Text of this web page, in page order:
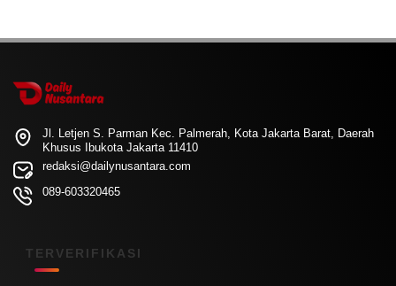
Jl. Letjen S. Parman Kec. Palmerah, Kota Jakarta Barat, Daerah
Khusus Ibukota Jakarta 11410
redaksi@dailynusantara.com
089-603320465
TERVERIFIKASI